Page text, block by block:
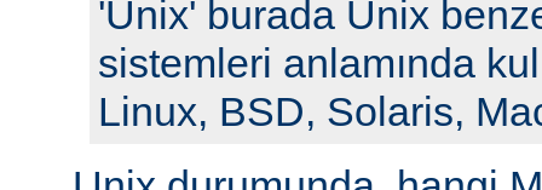
'Unix' burada Unix
sistemleri anlamında
Linux, BSD, Solaris,